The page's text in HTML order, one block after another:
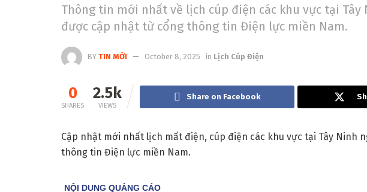
Thông tin mới nhất về lịch cúp điện các khu vực tại Tây
được cập nhật từ cổng thông tin Điện lực miền Nam.
BY TIN MỚI October 8, 2025 in Lịch Cúp Điện
0
SHARES
2.5k
VIEWS
Share on Facebook
Cập nhật mới nhất lịch mất điện, cúp điện các khu vực tại Tây Ninh
thông tin Điện lực miền Nam.